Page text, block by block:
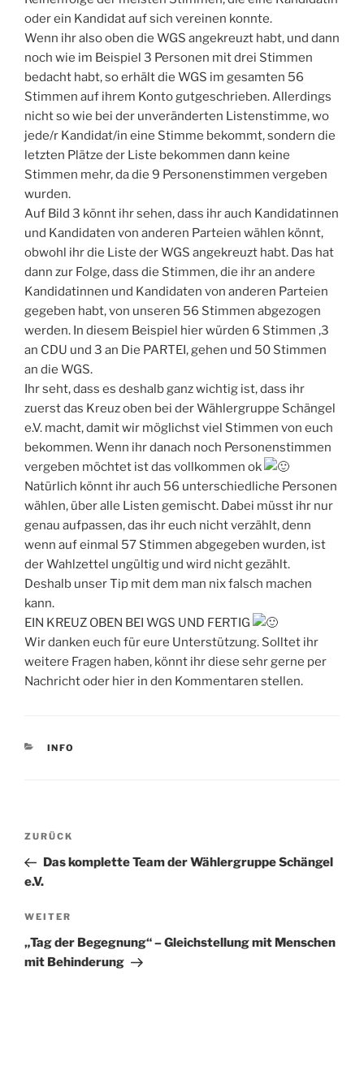
oder ein Kandidat auf sich vereinen konnte.
Wenn ihr also oben die WGS angekreuzt habt, und dann
noch wie im Beispiel 3 Personen mit drei Stimmen
bedacht habt, so erhält die WGS im gesamten 56
Stimmen auf ihrem Konto gutgeschrieben. Allerdings
nicht so wie bei der unveränderten Listenstimme, wo
jede/r Kandidat/in eine Stimme bekommt, sondern die
letzten Plätze der Liste bekommen dann keine
Stimmen mehr, da die 9 Personenstimmen vergeben
wurden.
Auf Bild 3 könnt ihr sehen, dass ihr auch Kandidatinnen
und Kandidaten von anderen Parteien wählen könnt,
obwohl ihr die Liste der WGS angekreuzt habt. Das hat
dann zur Folge, dass die Stimmen, die ihr an andere
Kandidatinnen und Kandidaten von anderen Parteien
gegeben habt, von unseren 56 Stimmen abgezogen
werden. In diesem Beispiel hier würden 6 Stimmen ,3
an CDU und 3 an Die PARTEI, gehen und 50 Stimmen
an die WGS.
Ihr seht, dass es deshalb ganz wichtig ist, dass ihr
zuerst das Kreuz oben bei der Wählergruppe Schängel
e.V. macht, damit wir möglichst viel Stimmen von euch
bekommen. Wenn ihr danach noch Personenstimmen
vergeben möchtet ist das vollkommen ok
Natürlich könnt ihr auch 56 unterschiedliche Personen
wählen, über alle Listen gemischt. Dabei müsst ihr nur
genau aufpassen, das ihr euch nicht verzählt, denn
wenn auf einmal 57 Stimmen abgegeben wurden, ist
der Wahlzettel ungültig und wird nicht gezählt.
Deshalb unser Tip mit dem man nix falsch machen
kann.
EIN KREUZ OBEN BEI WGS UND FERTIG
Wir danken euch für eure Unterstützung. Solltet ihr
weitere Fragen haben, könnt ihr diese sehr gerne per
Nachricht oder hier in den Kommentaren stellen.
KATEGORIEN
INFO
Beitragsnavigation
Vorheriger
Beitrag
ZURÜCK
Das komplette Team der Wählergruppe Schängel
e.V.
Nächster
Beitrag
WEITER
„Tag der Begegnung“ – Gleichstellung mit Menschen
mit Behinderung